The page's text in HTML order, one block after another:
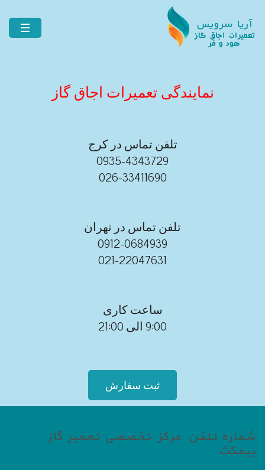
نمایندگی تعمیرات اجاق گاز
تلفن تماس در کرج
0935-4343729
026-33411690
تلفن تماس در تهران
0912-0684939
021-22047631
ساعت کاری
9:00 الی 21:00
ثبت سفارش
شماره تلفن مرکز تخصصی تعمیر گاز
بیمکث